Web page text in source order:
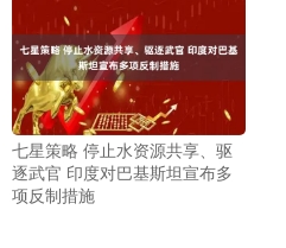
七星策略 停止水资源共享、驱
逐武官 印度对巴基斯坦宣布多
项反制措施